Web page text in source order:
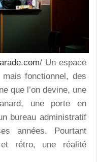
/ Un espace
fonctionnel, des
que l’on devine, une
une porte en
bureau administratif
années. Pourtant
rétro, une réalité